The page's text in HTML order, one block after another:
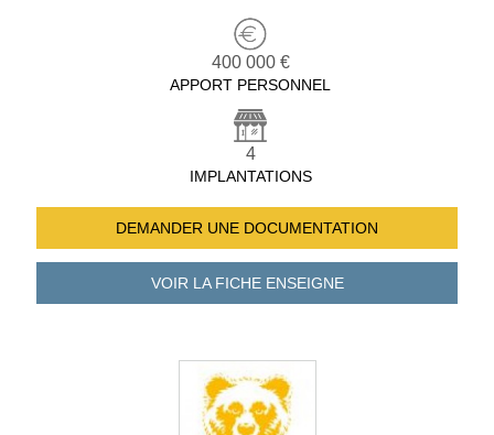
400 000 €
APPORT PERSONNEL
4
IMPLANTATIONS
DEMANDER UNE DOCUMENTATION
VOIR LA FICHEENSEIGNE